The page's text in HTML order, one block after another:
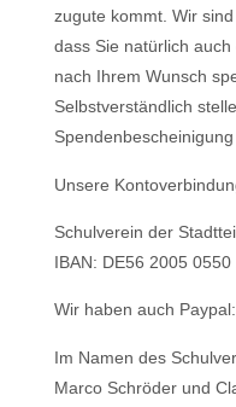
zugute kommt. Wir
dass Sie natürlich
nach Ihrem Wunsch
Selbstverständlich
Unsere
Schulverein der
IBAN: DE56 2005 0550
Wir haben auch
Im Namen des
Marco Schröder und